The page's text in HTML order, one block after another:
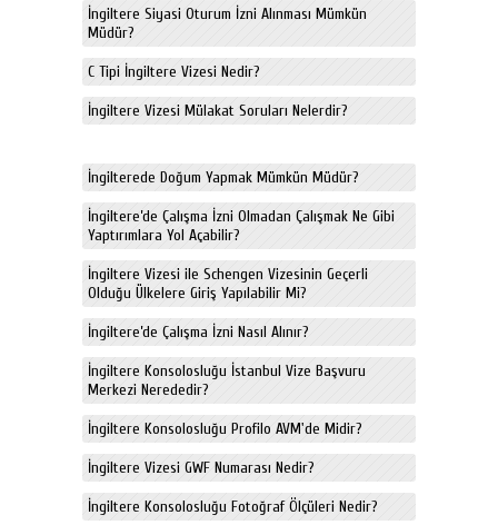
İngiltere Siyasi Oturum İzni Alınması Mümkün
Müdür?
C Tipi İngiltere Vizesi Nedir?
İngiltere Vizesi Mülakat Soruları Nelerdir?
İngilterede Doğum Yapmak Mümkün Müdür?
İngiltere’de Çalışma İzni Olmadan Çalışmak Ne Gibi
Yaptırımlara Yol Açabilir?
İngiltere Vizesi ile Schengen Vizesinin Geçerli
Olduğu Ülkelere Giriş Yapılabilir Mi?
İngiltere’de Çalışma İzni Nasıl Alınır?
İngiltere Konsolosluğu İstanbul Vize Başvuru
Merkezi Nerededir?
İngiltere Konsolosluğu Profilo AVM'de Midir?
İngiltere Vizesi GWF Numarası Nedir?
İngiltere Konsolosluğu Fotoğraf Ölçüleri Nedir?